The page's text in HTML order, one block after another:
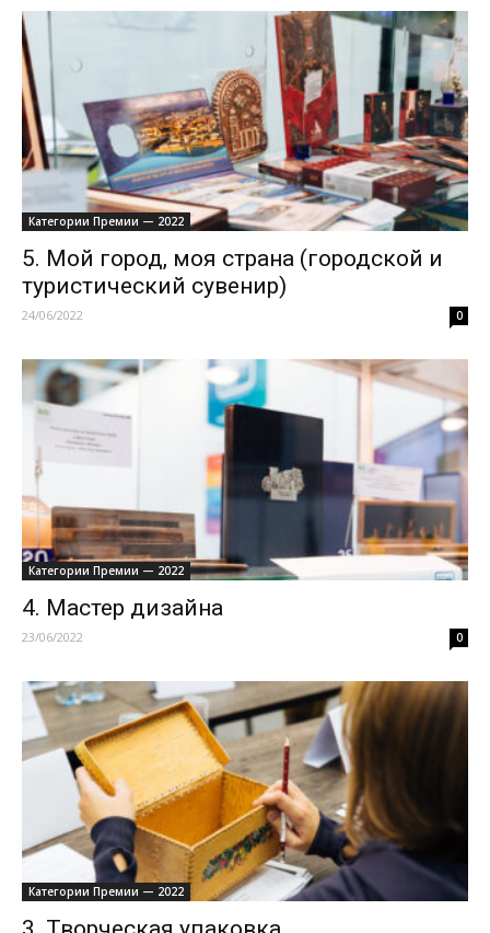
Категории Премии — 2022
5. Мой город, моя страна (городской и
туристический сувенир)
24/06/2022 0
Категории Премии — 2022
4. Мастер дизайна
23/06/2022 0
Категории Премии — 2022